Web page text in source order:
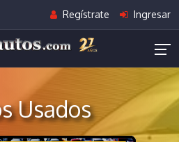
Regístrate Ingresar
Usados